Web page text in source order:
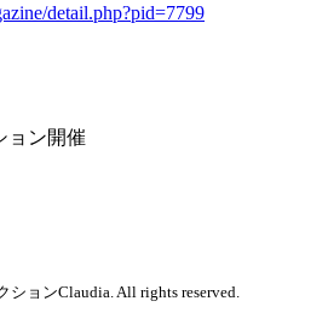
detail.php?pid=7799
ョン開催
ョンClaudia. All rights reserved.